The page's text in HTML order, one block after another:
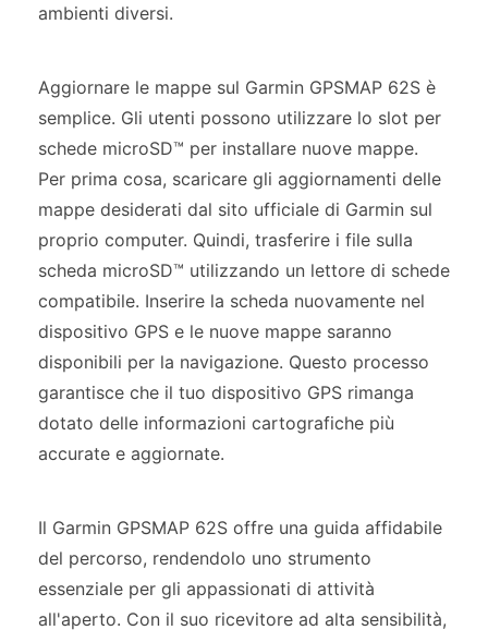
ambienti diversi.
Aggiornare le mappe sul Garmin GPSMAP 62S è
semplice. Gli utenti possono utilizzare lo slot per
schede microSD™ per installare nuove mappe.
Per prima cosa, scaricare gli aggiornamenti delle
mappe desiderati dal sito ufficiale di Garmin sul
proprio computer. Quindi, trasferire i file sulla
scheda microSD™ utilizzando un lettore di schede
compatibile. Inserire la scheda nuovamente nel
dispositivo GPS e le nuove mappe saranno
disponibili per la navigazione. Questo processo
garantisce che il tuo dispositivo GPS rimanga
dotato delle informazioni cartografiche più
accurate e aggiornate.
Il Garmin GPSMAP 62S offre una guida affidabile
del percorso, rendendolo uno strumento
essenziale per gli appassionati di attività
all'aperto. Con il suo ricevitore ad alta sensibilità,